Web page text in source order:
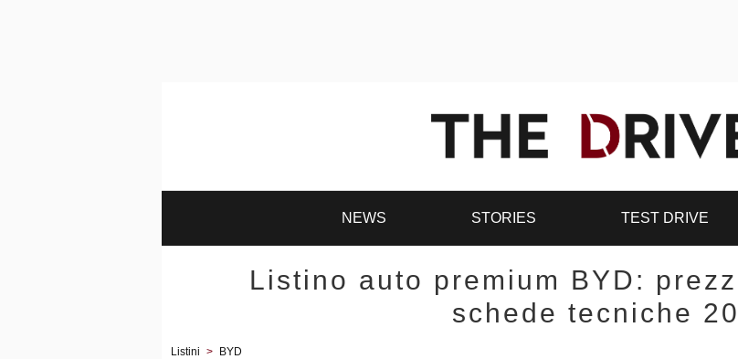
NEWS STORIES TEST DRIVE
Listino auto premium BYD:
schede tecniche
Listini > BYD